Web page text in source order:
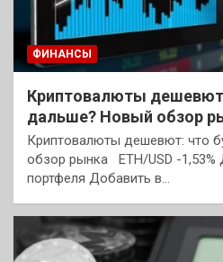
ФИНАНСЫ
Криптовалюты
дальше? Новый обзор
Криптовалюты дешевют: что
обзор рынка ETH/USD -1,53%
портфеля Добавить в…